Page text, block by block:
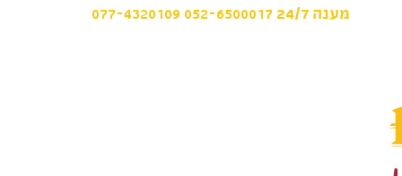
מענה 077-4320109 052-6500017 24/7